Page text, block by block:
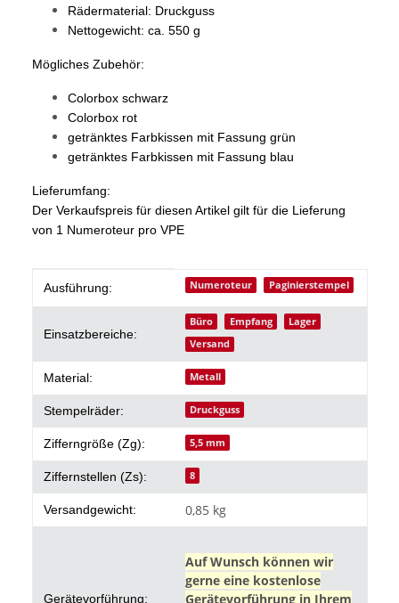
Rädermaterial: Druckguss
Nettogewicht: ca. 550 g
Mögliches Zubehör:
Colorbox schwarz
Colorbox rot
getränktes Farbkissen mit Fassung grün
getränktes Farbkissen mit Fassung blau
Lieferumfang:
Der Verkaufspreis für diesen Artikel gilt für die Lieferung
von 1 Numeroteur pro VPE
Produkteigenschaft
Wert
Ausführung: Numeroteur Paginierstempel
Einsatzbereiche:
Büro Empfang
Lager
Versand
Material: Metall
Stempelräder: Druckguss
Zifferngröße (Zg): 5,5 mm
Ziffernstellen (Zs): 8
Versandgewicht: 0,85 kg
Gerätevorführung:
Auf Wunsch können wir
gerne eine kostenlose
Gerätevorführung in Ihrem